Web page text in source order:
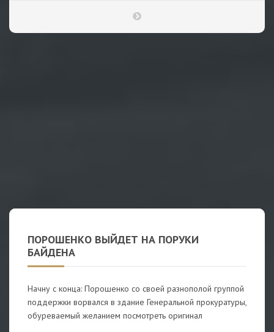
ПОРОШЕНКО ВЫЙДЕТ НА ПОРУКИ
БАЙДЕНА
Начну с конца: Порошенко со своей разнополой группой
поддержки ворвался в здание Генеральной прокуратуры,
обуреваемый желанием посмотреть оригинал